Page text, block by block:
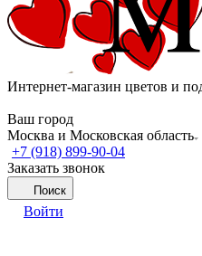
Интернет-магазин цветов и
Ваш город
Москва и Московская область
+7 (918) 899-90-04
Заказать звонок
Поиск
Войти